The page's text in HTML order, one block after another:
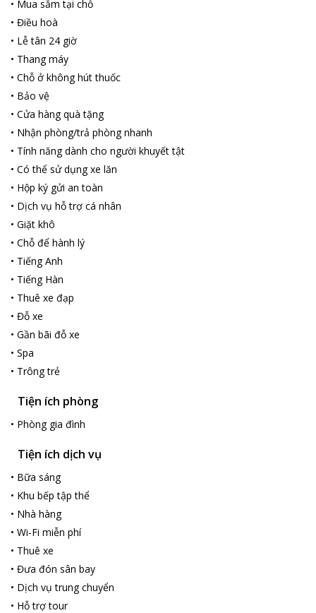
• Mua sắm tại chỗ
• Điều hoà
• Lễ tân 24 giờ
• Thang máy
• Chỗ ở không hút thuốc
• Bảo vệ
• Cửa hàng quà tặng
• Nhận phòng/trả phòng nhanh
• Tính năng dành cho người khuyết tật
• Có thể sử dụng xe lăn
• Hộp ký gửi an toàn
• Dịch vụ hỗ trợ cá nhân
• Giặt khô
• Chỗ để hành lý
• Tiếng Anh
• Tiếng Hàn
• Thuê xe đạp
• Đỗ xe
• Gần bãi đỗ xe
• Spa
• Trông trẻ
Tiện ích phòng
• Phòng gia đình
Tiện ích dịch vụ
• Bữa sáng
• Khu bếp tập thể
• Nhà hàng
• Wi-Fi miễn phí
• Thuê xe
• Đưa đón sân bay
• Dịch vụ trung chuyển
• Hỗ trợ tour